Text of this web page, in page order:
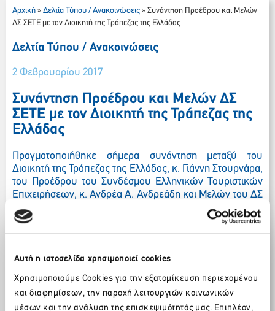
Αυτή η ιστοσελίδα χρησιμοποιεί cookies
Χρησιμοποιούμε Cookies για την εξατομίκευση περιεχομένου
και διαφημίσεων, την παροχή λειτουργιών κοινωνικών
μέσων και την ανάλυση της επισκεψιμότητάς μας. Επιπλέον,
Αρχική » Δελτία Τύπου / Ανακοινώσεις » Συνάντηση Προέδρου και Μελών
ΔΣ ΣΕΤΕ με τον Διοικητή της Τράπεζας της Ελλάδας
Δελτία Τύπου / Ανακοινώσεις
2 Φεβρουαρίου 2017
Συνάντηση Προέδρου και Μελών ΔΣ
ΣΕΤΕ με τον Διοικητή της Τράπεζας της
Ελλάδας
Πραγματοποιήθηκε σήμερα συνάντηση μεταξύ του
Διοικητή της Τράπεζας της Ελλάδος, κ. Γιάννη Στουρνάρα,
του Προέδρου του Συνδέσμου Ελληνικών Τουριστικών
Επιχειρήσεων, κ. Ανδρέα Α. Ανδρεάδη και Μελών του ΔΣ
του
. Στην ατζέντα της συνάντησης
συμπεριελήφθησαν όλα τα καίρια ζητήματα που
απασχολούν τον τουριστικό τομέα, σε ότι αφορά στην
απασχόληση, στη διαφύλαξη της επιχειρησιακής του
ικανότητας και στην ανάκτηση της ανταγωνιστικότητάς
του.
Συζητήθηκε επίσης ότι σύμφωνα με τα στοιχεία των